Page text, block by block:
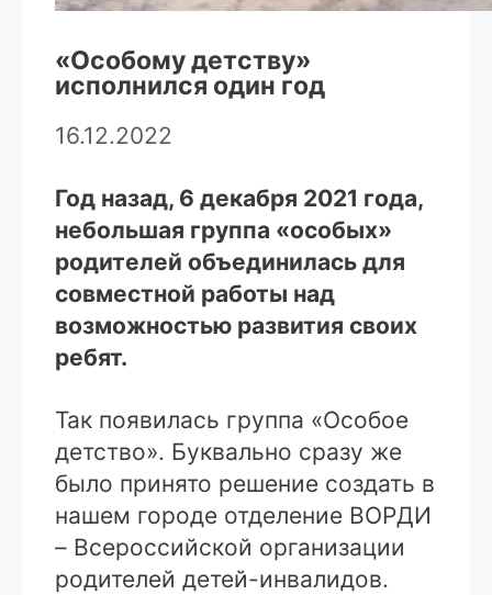
«Особому детству»
исполнился один год
16.12.2022
Год назад, 6 декабря 2021 года,
небольшая группа «особых»
родителей объединилась для
совместной работы над
возможностью развития своих
ребят.
Так появилась группа «Особое
детство». Буквально сразу же
было принято решение создать в
нашем городе отделение ВОРДИ
– Всероссийской организации
родителей детей-инвалидов.